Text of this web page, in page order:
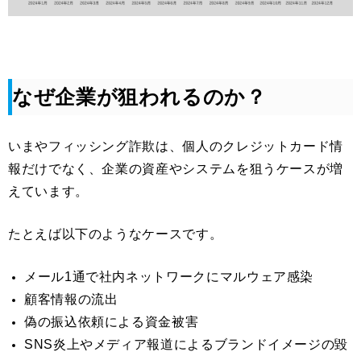
なぜ企業が狙われるのか？
いまやフィッシング詐欺は、個人のクレジットカード情
報だけでなく、企業の資産やシステムを狙うケースが増
えています。
たとえば以下のようなケースです。
メール1通で社内ネットワークにマルウェア感染
顧客情報の流出
偽の振込依頼による資金被害
SNS炎上やメディア報道によるブランドイメージの毀